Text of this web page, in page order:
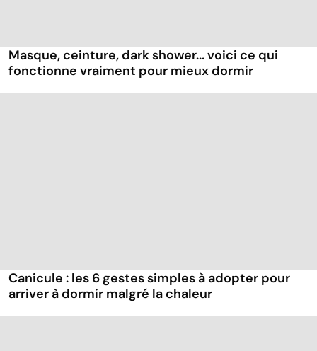
Masque, ceinture, dark shower... voici ce qui
fonctionne vraiment pour mieux dormir
Canicule : les 6 gestes simples à adopter pour
arriver à dormir malgré la chaleur